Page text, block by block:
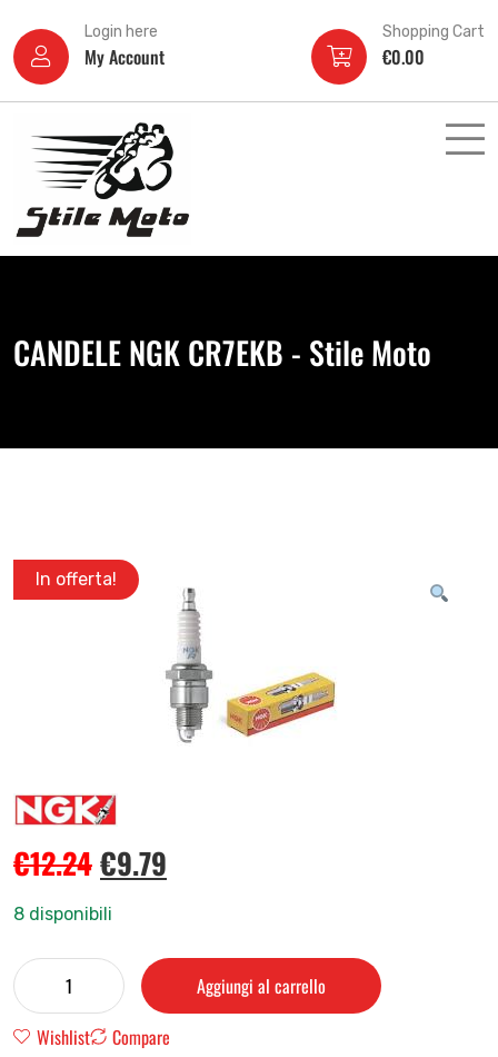
Login here
My Account
Shopping Cart
€0.00
CANDELE NGK CR7EKB - Stile Moto
In offerta!
€12.24€9.79
8 disponibili
Aggiungi al carrello
Wishlist
Compare